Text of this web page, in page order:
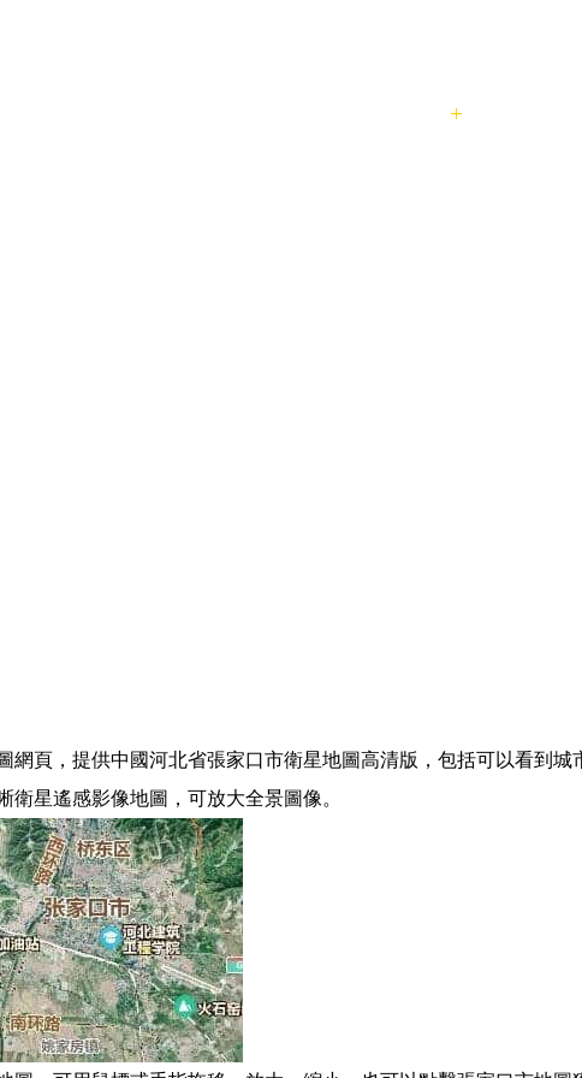
網頁，提供中國河北省張家口市衛星地圖高清版，包括可以看到
衛星遙感影像地圖，可放大全景圖像。